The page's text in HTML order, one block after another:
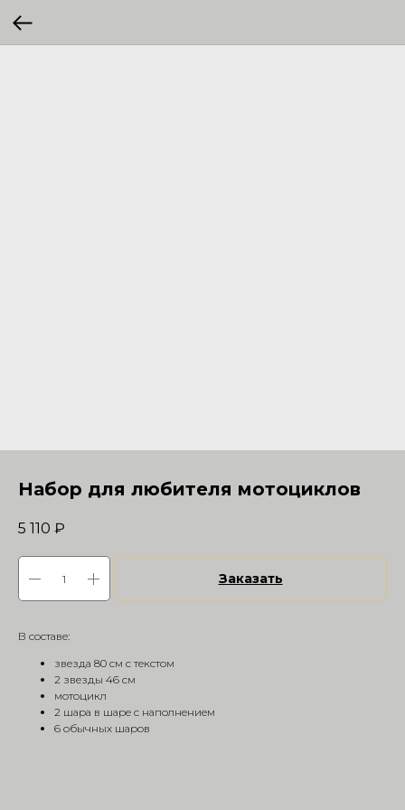
Набор для любителя мотоциклов
5 110 ₽
Заказать
В составе:
звезда 80 см с текстом
2 звезды 46 см
мотоцикл
2 шара в шаре с наполнением
6 обычных шаров